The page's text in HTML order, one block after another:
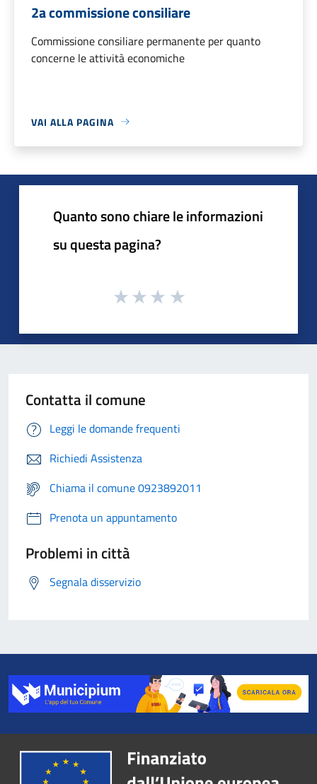
2a commissione consiliare
Commissione consiliare permanente per quanto
concerne le attività economiche
VAI ALLA PAGINA
Quanto sono chiare le informazioni
su questa pagina?
Contatta il comune
Leggi le domande frequenti
Richiedi Assistenza
Chiama il comune 0923892011
Prenota un appuntamento
Problemi in città
Segnala disservizio